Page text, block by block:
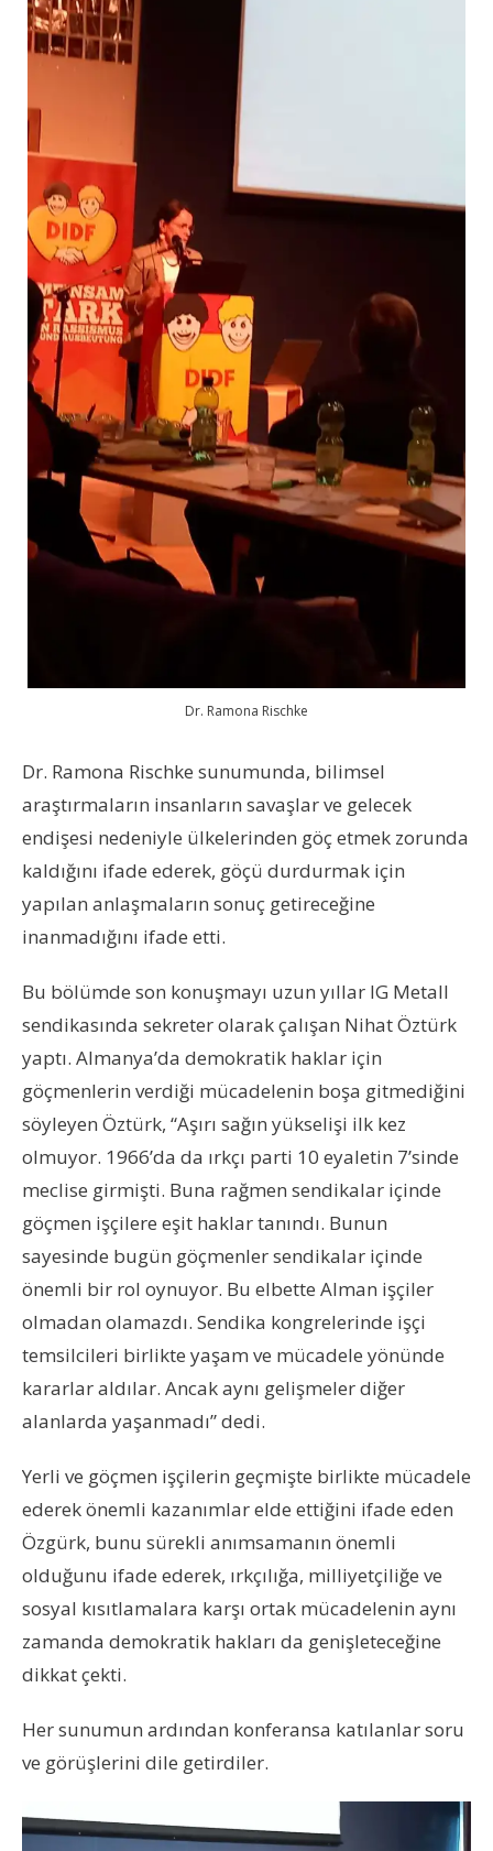
Dr. Ramona Rischke
Dr. Ramona Rischke sunumunda, bilimsel
araştırmaların insanların savaşlar ve gelecek
endişesi nedeniyle ülkelerinden göç etmek zorunda
kaldığını ifade ederek, göçü durdurmak için
yapılan anlaşmaların sonuç getireceğine
inanmadığını ifade etti.
Bu bölümde son konuşmayı uzun yıllar IG Metall
sendikasında sekreter olarak çalışan Nihat Öztürk
yaptı. Almanya’da demokratik haklar için
göçmenlerin verdiği mücadelenin boşa gitmediğini
söyleyen Öztürk, “Aşırı sağın yükselişi ilk kez
olmuyor. 1966’da da ırkçı parti 10 eyaletin 7’sinde
meclise girmişti. Buna rağmen sendikalar içinde
göçmen işçilere eşit haklar tanındı. Bunun
sayesinde bugün göçmenler sendikalar içinde
önemli bir rol oynuyor. Bu elbette Alman işçiler
olmadan olamazdı. Sendika kongrelerinde işçi
temsilcileri birlikte yaşam ve mücadele yönünde
kararlar aldılar. Ancak aynı gelişmeler diğer
alanlarda yaşanmadı” dedi.
Yerli ve göçmen işçilerin geçmişte birlikte mücadele
ederek önemli kazanımlar elde ettiğini ifade eden
Özgürk, bunu sürekli anımsamanın önemli
olduğunu ifade ederek, ırkçılığa, milliyetçiliğe ve
sosyal kısıtlamalara karşı ortak mücadelenin aynı
zamanda demokratik hakları da genişleteceğine
dikkat çekti.
Her sunumun ardından konferansa katılanlar soru
ve görüşlerini dile getirdiler.